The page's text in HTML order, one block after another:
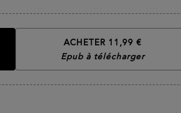
ACHETER 11,99 €
Epub à télécharger